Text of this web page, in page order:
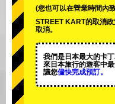
(您也可以在營業時間內
STREET KART的取消
取消。
我們是日本最大的卡
來日本旅行的遊客中
議您儘快完成預訂。